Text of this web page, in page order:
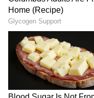
ಬೆಳೆಯಲು
ಪದೇ ಬಿಸಿ ಮಾಡಿ
ಪೌಷ್ಟಿಕಾಂಶದ
ಆರೋಗ್ಯ ಸಮಸ್ಯೆಗಳು
ಹೆಚ್ಚು ಕಾಲ
ತಿನ್ನುವುದನ್ನು ತಪ್ಪಿಸಿ.